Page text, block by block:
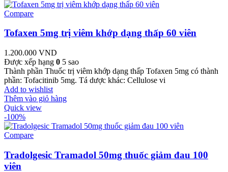
Compare
Tofaxen 5mg trị viêm khớp dạng thấp 60 viên
1.200.000 VND
Được xếp hạng 0 5 sao
Thành phần Thuốc trị viêm khớp dạng thấp Tofaxen 5mg có thành
phần: Tofacitinib 5mg. Tá dược khác: Cellulose vi
Add to wishlist
Thêm vào giỏ hàng
Quick view
-100%
Compare
Tradolgesic Tramadol 50mg thuốc giảm đau 100
viên